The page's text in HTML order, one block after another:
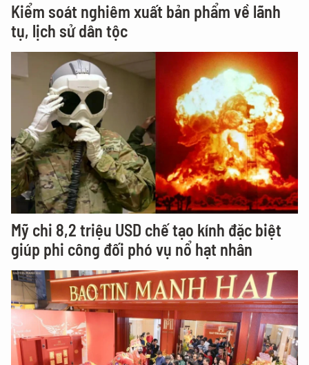
Kiểm soát nghiêm xuất bản phẩm về lãnh
tụ, lịch sử dân tộc
Mỹ chi 8,2 triệu USD chế tạo kính đặc biệt
giúp phi công đối phó vụ nổ hạt nhân